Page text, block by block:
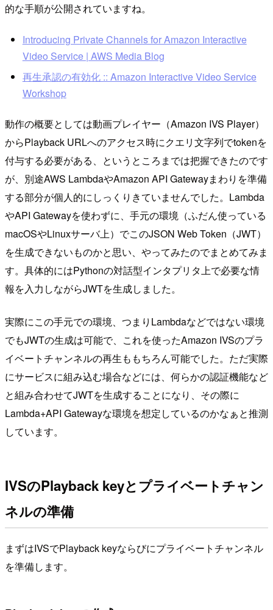
的な手順が公開されていますね。
Introducing Private Channels for Amazon Interactive
Video Service | AWS Media Blog
再生承認の有効化 :: Amazon Interactive Video Service
Workshop
動作の概要としては動画プレイヤー（Amazon IVS Player）
からPlayback URLへのアクセス時にクエリ文字列でtokenを
付与する必要がある、というところまでは把握できたのです
が、別途AWS LambdaやAmazon API Gatewayまわりを準備
する部分が個人的にしっくりきていませんでした。Lambda
やAPI Gatewayを使わずに、手元の環境（ふだん使っている
macOSやLinuxサーバ上）でこのJSON Web Token（JWT）
を生成できないものかと思い、やってみたのでまとめてみま
す。具体的にはPythonの対話型インタプリタ上で必要な情
報を入力しながらJWTを生成しました。
実際にこの手元での環境、つまりLambdaなどではない環境
でもJWTの生成は可能で、これを使ったAmazon IVSのプラ
イベートチャンネルの再生ももちろん可能でした。ただ実際
にサービスに組み込む場合などには、何らかの認証機能など
と組み合わせてJWTを生成することになり、その際に
Lambda+API Gatewayな環境を想定しているのかなぁと推測
しています。
IVSのPlayback keyとプライベートチャン
ネルの準備
まずはIVSでPlayback keyならびにプライベートチャンネル
を準備します。